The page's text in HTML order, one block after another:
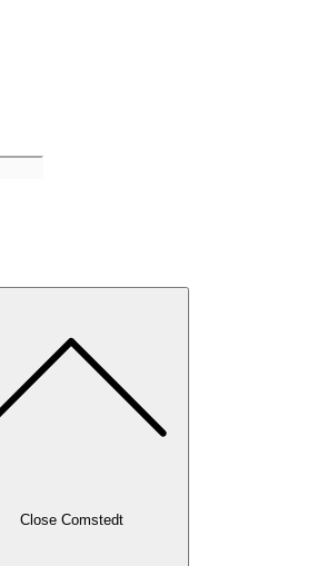
Close Comstedt